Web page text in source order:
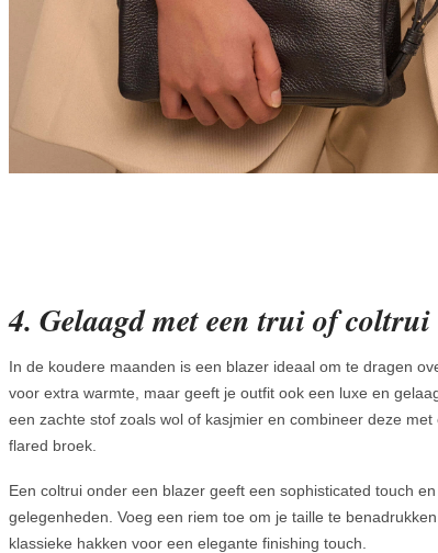
4. Gelaagd met een trui of coltrui
In de koudere maanden is een blazer ideaal om te dragen
voor extra warmte, maar geeft je outfit ook een luxe en
een zachte stof zoals wol of kasjmier en combineer deze
flared broek.
Een coltrui onder een blazer geeft een sophisticated touch
gelegenheden. Voeg een riem toe om je taille te
klassieke hakken voor een elegante finishing touch.